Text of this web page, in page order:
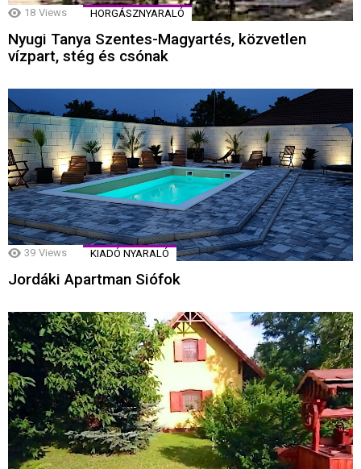
18 Views HORGÁSZNYARALÓ
Nyugi Tanya Szentes-Magyartés, közvetlen
vízpart, stég és csónak
39 Views KIADÓ NYARALÓ
Jordáki Apartman Siófok